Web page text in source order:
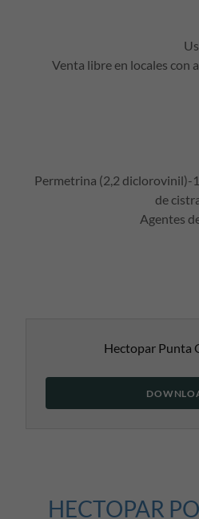
Venta libre en locales con
Permetrina (2,2
de
Agentes
Hectopar Punta
HECTOPAR